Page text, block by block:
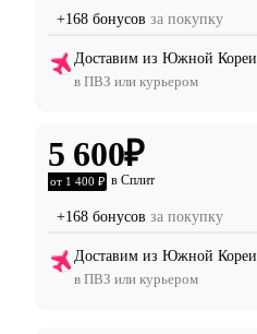
+168 бонусов за покупку
Доставим из Южной Кореи
в ПВЗ или курьером
5 600₽
от 1 400 ₽ в Сплит
+168 бонусов за покупку
Доставим из Южной Кореи
в ПВЗ или курьером